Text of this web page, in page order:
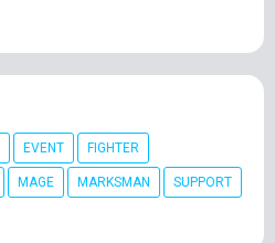
EVENT FIGHTER
MAGE MARKSMAN SUPPORT